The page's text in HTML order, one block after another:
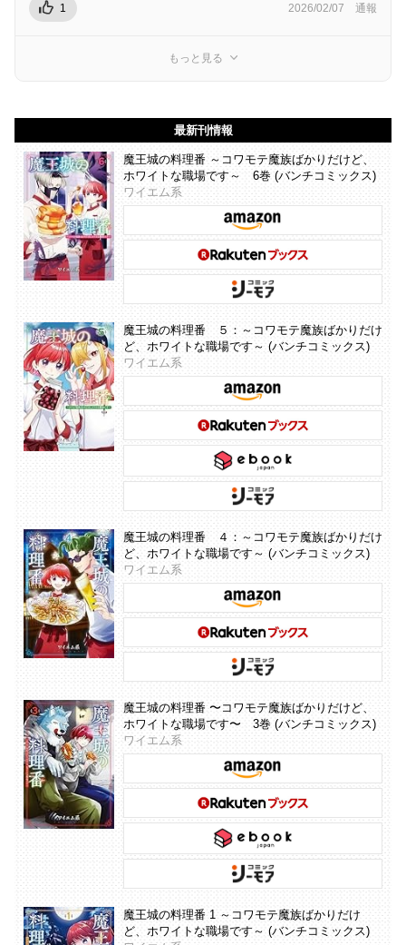
1 2026/02/07 通報
もっと見る
最新刊情報
魔王城の料理番 ～コワモテ魔族ばかりだけど、
ホワイトな職場です～ 6巻 (バンチコミックス)
ワイエム系
魔王城の料理番 ５：～コワモテ魔族ばかりだけ
ど、ホワイトな職場です～ (バンチコミックス)
ワイエム系
魔王城の料理番 ４：～コワモテ魔族ばかりだけ
ど、ホワイトな職場です～ (バンチコミックス)
ワイエム系
魔王城の料理番 〜コワモテ魔族ばかりだけど、
ホワイトな職場です〜 3巻 (バンチコミックス)
ワイエム系
魔王城の料理番 1 ～コワモテ魔族ばかりだけ
ど、ホワイトな職場です～ (バンチコミックス)